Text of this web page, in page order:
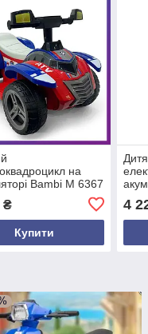
на
Bambi M 6367
радіокерування
від 2 років
з синім
₴
Купити
4